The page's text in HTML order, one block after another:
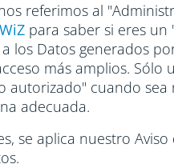
referimos al
para saber si eres
los Datos generados
más amplios.
autorizado" cuando
adecuada.
se aplica nuestro